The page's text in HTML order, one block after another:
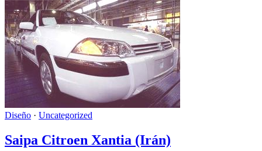
Diseño · Uncategorized
Saipa Citroen Xantia (Irán)